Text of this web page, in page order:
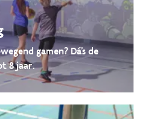
gamen? Dá's de
8 jaar.